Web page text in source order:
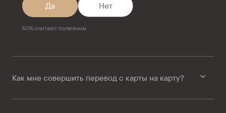
Да Нет
50%считают полезным
Как мне совершить перевод с карты на карту?